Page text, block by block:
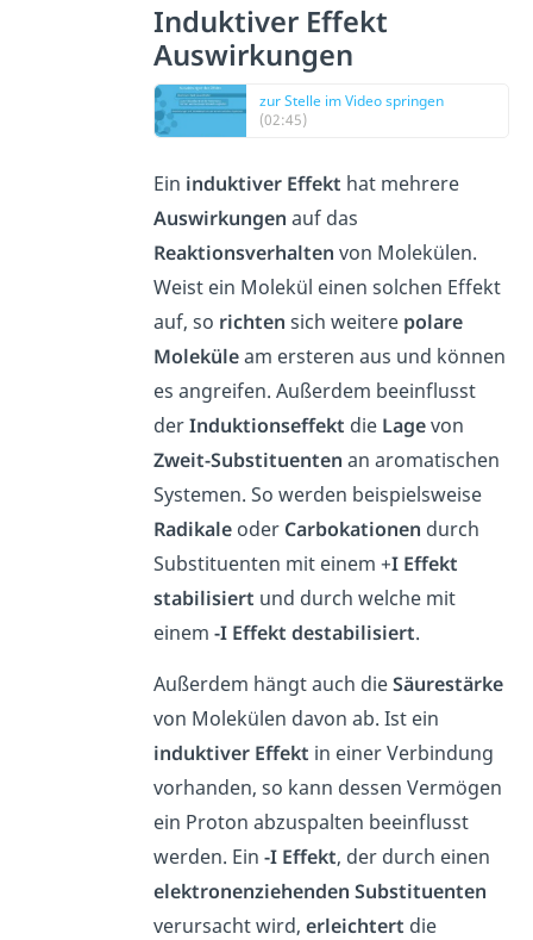
Induktiver Effekt
Auswirkungen
zur Stelle im Video springen
(02:45)
Ein induktiver Effekt hat mehrere
Auswirkungen auf das
Reaktionsverhalten von Molekülen.
Weist ein Molekül einen solchen Effekt
auf, so richten sich weitere polare
Moleküleam ersteren aus und können
es angreifen. Außerdem beeinflusst
derInduktionseffekt die Lagevon
Zweit-Substituenten an aromatischen
Systemen. So werden beispielsweise
Radikale oder Carbokationen durch
Substituenten mit einem +I Effekt
stabilisiert und durch welche mit
einem-I Effekt destabilisiert.
Außerdem hängt auch dieSäurestärke
von Molekülen davon ab. Ist ein
induktiver Effekt in einer Verbindung
vorhanden, so kann dessen Vermögen
ein Proton abzuspalten beeinflusst
werden. Ein-I Effekt, der durch einen
elektronenziehenden Substituenten
verursacht wird,erleichtert die